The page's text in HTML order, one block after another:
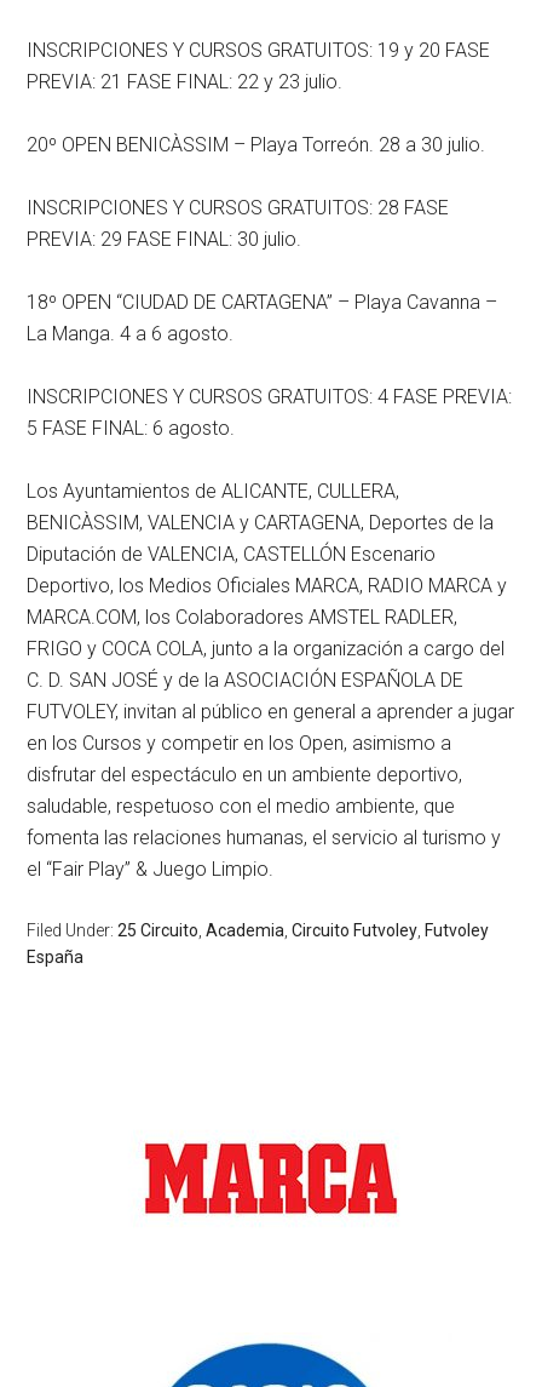
INSCRIPCIONES Y CURSOS GRATUITOS: 19 y 20 FASE
PREVIA: 21 FASE FINAL: 22 y 23 julio.
20º OPEN BENICÀSSIM – Playa Torreón. 28 a 30 julio.
INSCRIPCIONES Y CURSOS GRATUITOS: 28 FASE
PREVIA: 29 FASE FINAL: 30 julio.
18º OPEN “CIUDAD DE CARTAGENA” – Playa Cavanna –
La Manga. 4 a 6 agosto.
INSCRIPCIONES Y CURSOS GRATUITOS: 4 FASE PREVIA:
5 FASE FINAL: 6 agosto.
Los Ayuntamientos de ALICANTE, CULLERA,
BENICÀSSIM, VALENCIA y CARTAGENA, Deportes de la
Diputación de VALENCIA, CASTELLÓN Escenario
Deportivo, los Medios Oficiales MARCA, RADIO MARCA y
MARCA.COM, los Colaboradores AMSTEL RADLER,
FRIGO y COCA COLA, junto a la organización a cargo del
C. D. SAN JOSÉ y de la ASOCIACIÓN ESPAÑOLA DE
FUTVOLEY, invitan al público en general a aprender a jugar
en los Cursos y competir en los Open, asimismo a
disfrutar del espectáculo en un ambiente deportivo,
saludable, respetuoso con el medio ambiente, que
fomenta las relaciones humanas, el servicio al turismo y
el “Fair Play” & Juego Limpio.
Filed Under:25 Circuito ,Academia ,Circuito Futvoley Futvoley
España